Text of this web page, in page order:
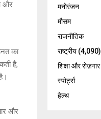
और
का
है,
और
मनोरंजन
मौसम
राजनीतिक
राष्ट्रीय (4,090)
शिक्षा और रोज़गार
स्पोर्ट्स
हेल्थ